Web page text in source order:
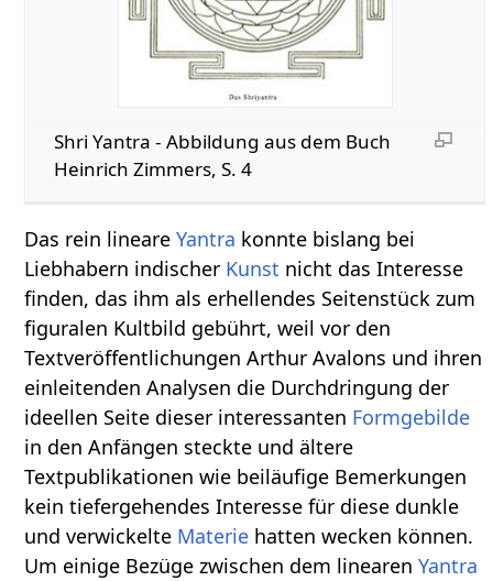
Shri Yantra - Abbildung aus dem Buch
Heinrich Zimmers, S. 4
Das rein lineareYantra konnte bislang bei
Liebhabern indischer Kunst nicht das Interesse
finden, das ihm als erhellendes Seitenstück zum
figuralen Kultbild gebührt, weil vor den
Textveröffentlichungen Arthur Avalons und ihren
einleitenden Analysen die Durchdringung der
ideellen Seite dieser interessanten Formgebilde
in den Anfängen steckte und ältere
Textpublikationen wie beiläufige Bemerkungen
kein tiefergehendes Interesse für diese dunkle
und verwickelte Materie hatten wecken können.
Um einige Bezüge zwischen dem linearenYantra